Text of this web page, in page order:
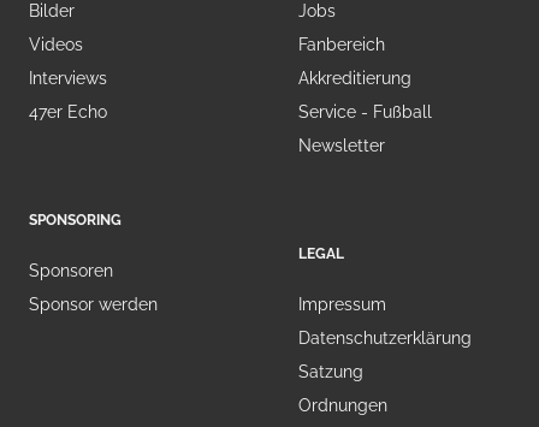
Bilder
Videos
Interviews
47er Echo
SPONSORING
Sponsoren
Sponsor werden
Jobs
Fanbereich
Akkreditierung
Service - Fußball
Newsletter
LEGAL
Impressum
Datenschutzerklärung
Satzung
Ordnungen